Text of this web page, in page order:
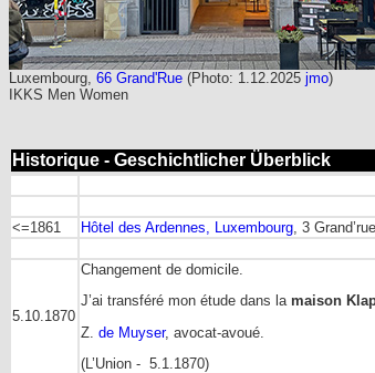
Luxembourg, 66 Grand'Rue (Photo: 1.12.2025 jmo)
IKKS Men Women
Historique - Geschichtlicher Überblick
<=1861 Hôtel des Ardennes, Luxembourg, 3
5.10.1870
Changement de domicile.
J’ai transféré mon étude dans la maison
Z. de Muyser, avocat-avoué.
(L’Union - 5.1.1870)